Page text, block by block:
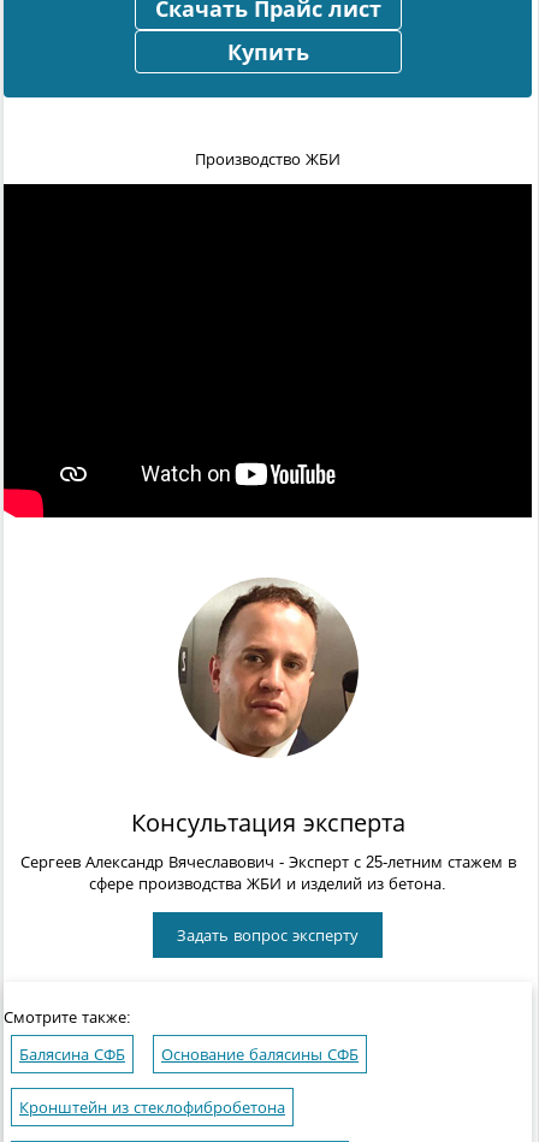
Скачать Прайс лист
Купить
Производство ЖБИ
Консультация эксперта
Сергеев Александр Вячеславович - Эксперт с 25-летним стажем в
сфере производства ЖБИ и изделий из бетона.
Задать вопрос эксперту
Смотрите также:
Балясина СФБ Основание балясины СФБ
Кронштейн из стеклофибробетона